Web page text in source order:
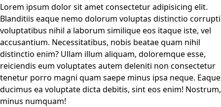
Lorem ipsum dolor sit amet consectetur adipisicing elit.
Blanditiis eaque nemo dolorum voluptas distinctio corrupti
voluptatibus nihil a laborum similique eos itaque iste, vel
accusantium. Necessitatibus, nobis beatae quam nihil
distinctio enim? Ullam illum aliquam, doloremque esse,
reiciendis eum voluptates autem deleniti non consectetur
tenetur porro magni quam saepe minus ipsa neque. Eaque
ducimus ea voluptate dicta debitis, sint eos enim! Nostrum,
minus numquam!